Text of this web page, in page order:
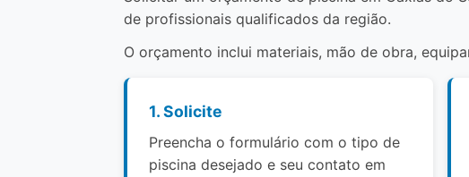
de profissionais qualificados da região.
O orçamento inclui materiais, mão de obra,
1. Solicite
Preencha o formulário com o tipo de
piscina desejado e seu contato em